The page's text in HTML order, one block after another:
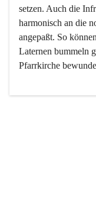
setzen. Auch die
harmonisch an die
angepaßt. So
Laternen bummeln
Pfarrkirche
Der Weinbau